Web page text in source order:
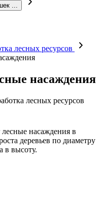
...
лесных ресурсов
насаждения
лесных ресурсов
лесные насаждения в
деревьев по диаметру
в высоту.